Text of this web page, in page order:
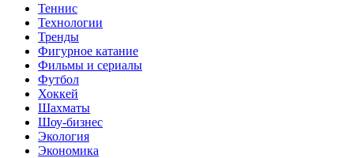
Теннис
Технологии
Тренды
Фигурное катание
Фильмы и сериалы
Футбол
Хоккей
Шахматы
Шоу-бизнес
Экология
Экономика